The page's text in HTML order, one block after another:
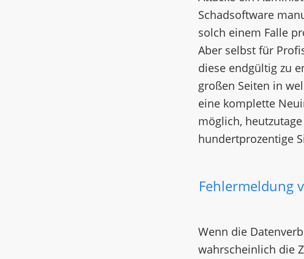
Schadsoftware
solch einem Falle
Aber selbst für
diese endgültig zu
großen Seiten in
eine komplette
möglich,
hundertprozentige
Fehlermeldung
Wenn die
wahrscheinlich die